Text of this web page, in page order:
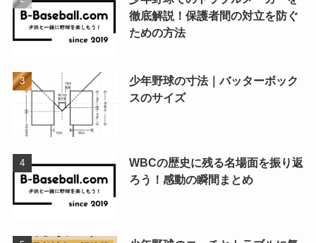
徹底解説！保護者間の対立を防ぐ
ための方法
少年野球の寸法｜バッターボック
スのサイズ
WBCの歴史に残る名場面を振り返
ろう！感動の瞬間まとめ